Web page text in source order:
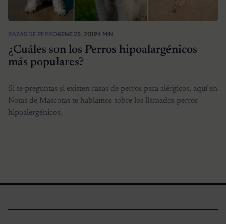
RAZAS DE PERROSENE 25, 20194 MIN
¿Cuáles son los Perros hipoalargénicos
más populares?
Si te preguntas si existen razas de perros para alérgicos, aquí en
Notas de Mascotas te hablamos sobre los llamados perros
hipoalergénicos.